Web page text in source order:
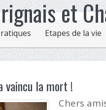
Etapes de la vie
vaincu la mort !
Chers